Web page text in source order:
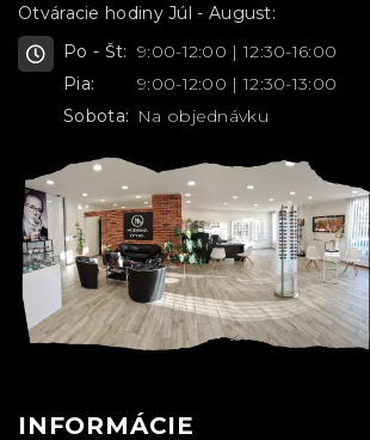
Otváracie hodiny Júl - August:
Po - Št: 9:00-12:00 | 12:30-16:00
Pia:
9:00-12:00 | 12:30-13:00
Sobota: Na objednávku
INFORMÁCIE